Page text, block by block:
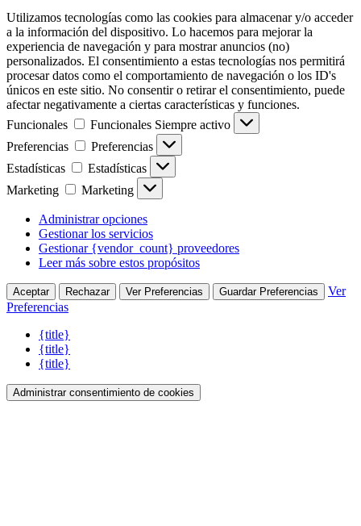
Utilizamos tecnologías como las cookies para almacenar y/o acceder
a la información del dispositivo. Lo hacemos para mejorar la
experiencia de navegación y para mostrar anuncios (no)
personalizados. El consentimiento a estas tecnologías nos permitirá
procesar datos como el comportamiento de navegación o los ID's
únicos en este sitio. No consentir o retirar el consentimiento, puede
afectar negativamente a ciertas características y funciones.
Funcionales
Funcionales Siempre activo
Preferencias
Preferencias
Estadísticas
Estadísticas
Marketing
Marketing
Administrar opciones
Gestionar los servicios
Gestionar {vendor_count} proveedores
Leer más sobre estos propósitos
Aceptar Rechazar Ver Preferencias Guardar Preferencias
Ver
Preferencias
{title}
{title}
{title}
Administrar consentimiento de cookies